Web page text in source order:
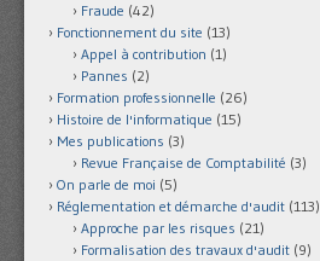
Fraude (42)
Fonctionnement du site (13)
Appel à contribution (1)
Pannes (2)
Formation professionnelle (26)
Histoire de l'informatique (15)
Mes publications (3)
Revue Française de Comptabilité (3)
On parle de moi (5)
Réglementation et démarche d'audit (113)
Approche par les risques (21)
Formalisation des travaux d'audit (9)